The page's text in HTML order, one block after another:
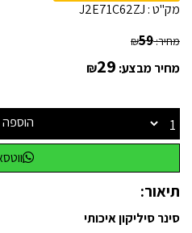
מק"ט : J2E71C62ZJ
מחיר: ₪59
מחיר מבצע: ₪29
תיאור:
סינר סיליקון איכותי